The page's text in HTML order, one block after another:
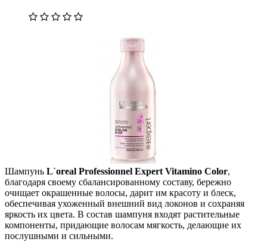
Шампунь L`oreal Professionnel Expert Vitamino Color,
благодаря своему сбалансированному составу, бережно
очищает окрашенные волосы, дарит им красоту и блеск,
обеспечивая ухоженный внешний вид локонов и сохраняя
яркость их цвета. В состав шампуня входят растительные
компоненты, придающие волосам мягкость, делающие их
послушными и сильными.